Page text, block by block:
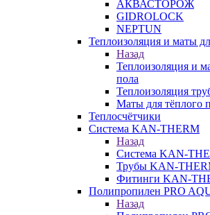
АКВАСТОРОЖ
GIDROLOCK
NEPTUN
Теплоизоляция и маты
Назад
Теплоизоляция и
пола
Теплоизоляция
Маты для тёплого
Теплосчётчики
Система KAN-THERM
Назад
Система KAN-
Трубы KAN-
Фитинги KAN-
Полипропилен PRO
Назад